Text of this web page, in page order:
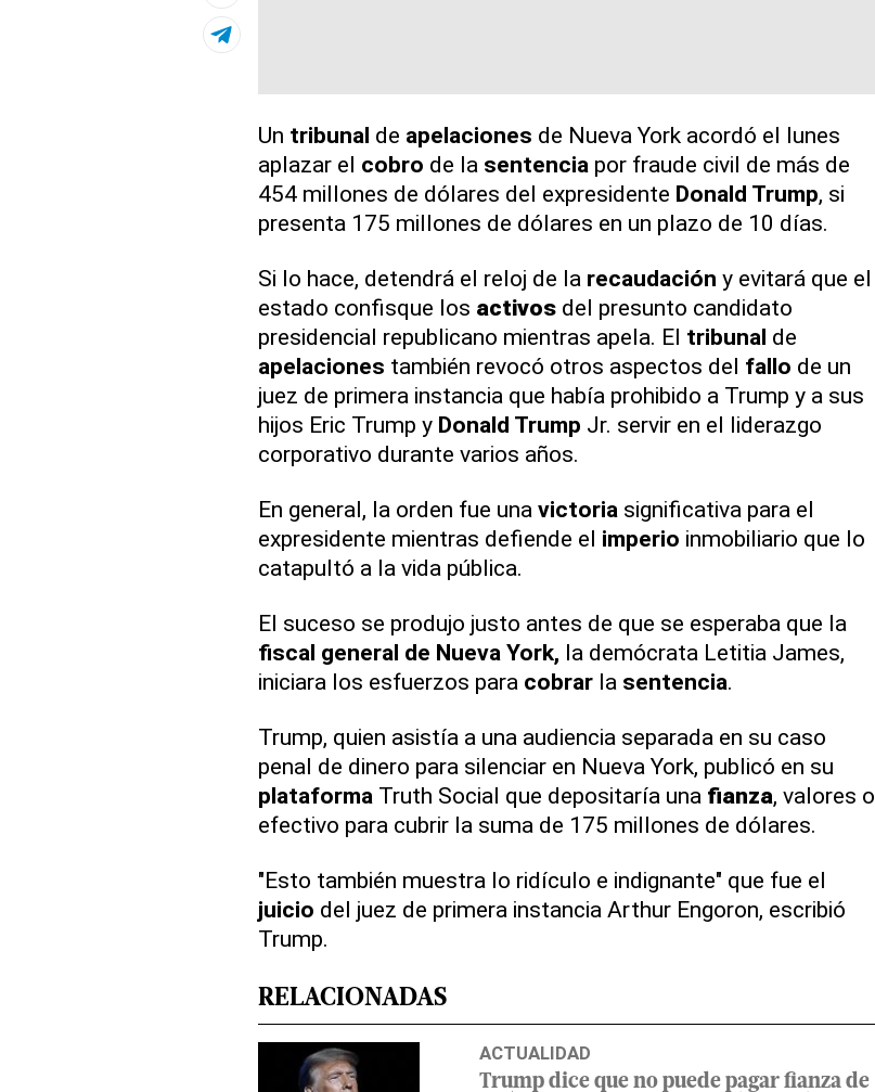
Un tribunal de apelaciones de Nueva York acordó el lunes
aplazar el cobro de la sentenciapor fraude civil de más de
454 millones de dólares del expresidente Donald Trump, si
presenta 175 millones de dólares en un plazo de 10 días.
Si lo hace, detendrá el reloj de la recaudación y evitará que el
estado confisque los activosdel presunto candidato
presidencial republicano mientras apela. El tribunal de
apelaciones también revocó otros aspectos del fallo de un
juez de primera instancia que había prohibido a Trump y a sus
hijos Eric Trump y Donald Trump Jr. servir en el liderazgo
corporativo durante varios años.
En general, la orden fue una victoriasignificativa para el
expresidente mientras defiende el imperio inmobiliario que lo
catapultó a la vida pública.
El suceso se produjo justo antes de que se esperaba que la
fiscal general de Nueva York, la demócrata Letitia James,
iniciara los esfuerzos para cobrarla sentencia.
Trump, quien asistía a una audiencia separada en su caso
penal de dinero para silenciar en Nueva York, publicó en su
plataformaTruth Social que depositaría una fianza, valores o
efectivo para cubrir la suma de 175 millones de dólares.
"Esto también muestra lo ridículo e indignante" que fue el
juicio del juez de primera instancia Arthur Engoron, escribió
Trump.
RELACIONADAS
ACTUALIDAD
Trump dice que no puede pagar fianza de